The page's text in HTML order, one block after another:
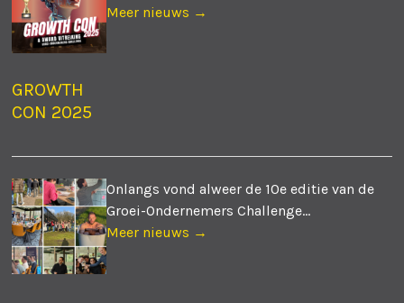
GROWTH
CON 2025
Meer nieuws →
Onlangs vond alweer de 10e editie van de
Groei-Ondernemers Challenge...
Meer nieuws →